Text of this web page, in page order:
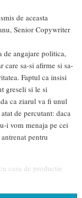
de aceasta
Senior Copywriter
de angajare politica,
care sa-si afirme si sa-
Faptul ca insisi
greseli si le si
ca ziarul va fi unul
de percutant: daca
i vom menaja pe cei
pentru
casa de productie